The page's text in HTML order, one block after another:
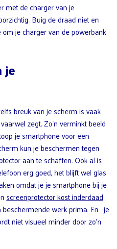
met de charger van je
Buig de draad niet en
je charger van de powerbank
je
breuk van je scherm is vaak
zegt. Zo’n verminkt beeld
je smartphone voor een
kun je beschermen tegen
aan te schaffen. Ook al is
erg goed, het blijft wel glas
omdat je je smartphone bij je
screenprotector kost inderdaad
werk prima. En… je
niet visueel minder door zo’n